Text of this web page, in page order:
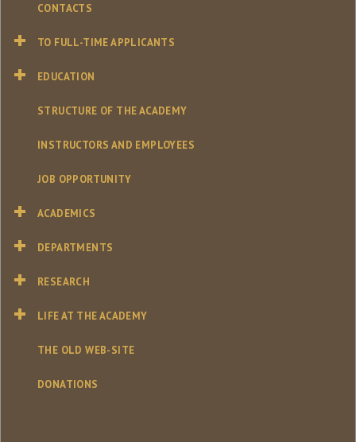
CONTACTS
TO FULL-TIME APPLICANTS
EDUCATION
STRUCTURE OF THE ACADEMY
INSTRUCTORS AND EMPLOYEES
JOB OPPORTUNITY
ACADEMICS
DEPARTMENTS
RESEARCH
LIFE AT THE ACADEMY
THE OLD WEB-SITE
DONATIONS